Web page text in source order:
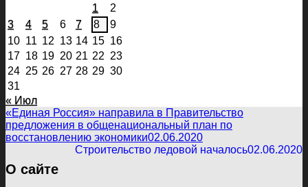
1
2
3
4 5 6 7 8
9
10 11 12 13 14 15 16
17 18 19 20 21 22 23
24 25 26 27 28 29 30
31
« Июл
«Единая Россия» направила в Правительство
предложения в общенациональный план по
восстановлению экономики02.06.2020
Строительство ледовой началось02.06.2020
О сайте